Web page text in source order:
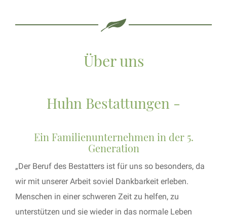
Über uns
Huhn Bestattungen -
Ein Familienunternehmen in der 5.
Generation
„Der Beruf des Bestatters ist für uns so besonders, da
wir mit unserer Arbeit soviel Dankbarkeit erleben.
Menschen in einer schweren Zeit zu helfen, zu
unterstützen und sie wieder in das normale Leben